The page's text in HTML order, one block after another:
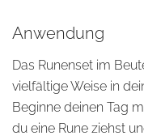
Anwendung
Das Runenset im
vielfältige Weise in
Beginne deinen Tag
du eine Rune ziehst